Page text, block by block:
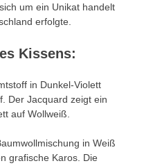
um ein Unikat handelt
erfolgte.
Kissens:
in Dunkel-Violett
Der Jacquard zeigt ein
auf Wollweiß.
in Weiß
grafische Karos. Die